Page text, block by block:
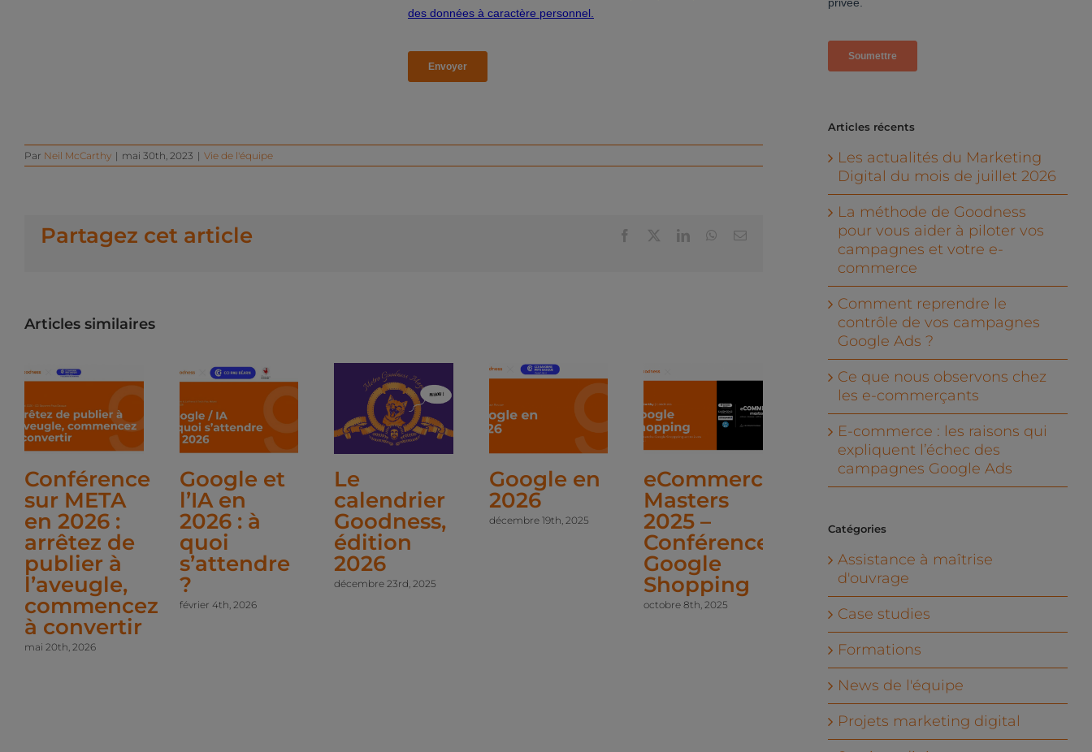
Par Neil McCarthy | mai 30th, 2023 | Vie de l'équipe
Partagez cet article Facebook LinkedInWhatsApp
Email
Articles similaires
Conférence
sur META
en 2026 :
arrêtez de
publier à
l’aveugle,
commencez
à convertir
mai 20th, 2026
Google et
l’IA en
2026 : à
quoi
s’attendre
?
février 4th, 2026
Le
calendrier
Goodness,
édition
2026
décembre 23rd, 2025
Google en
2026
décembre 19th, 2025
eCommerce
Masters
2025 –
Conférence
Google
Shopping
octobre 8th, 2025
Conférence
en 2026 :
arrêtez de
publier à
l’aveugle,
commencez
à convertir
mai 20th, 2026
Google et
s’attendre
Articles récents
Les actualités du Marketing
Digital du mois de juillet 2026
La méthode de Goodness
pour vous aider à piloter vos
campagnes et votre e-
commerce
Comment reprendre le
contrôle de vos campagnes
Google Ads ?
Ce que nous observons chez
les e-commerçants
E-commerce : les raisons qui
expliquent l’échec des
campagnes Google Ads
Catégories
Assistance à maîtrise
d'ouvrage
Case studies
Formations
News de l'équipe
Projets marketing digital